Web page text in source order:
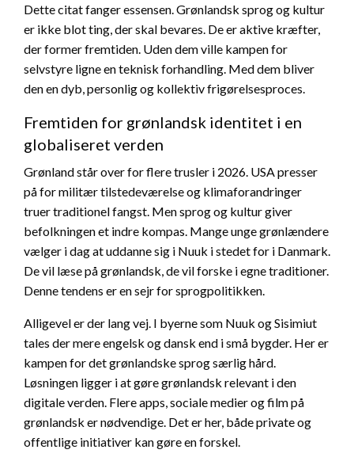
Dette citat fanger essensen. Grønlandsk sprog og kultur
er ikke blot ting, der skal bevares. De er aktive kræfter,
der former fremtiden. Uden dem ville kampen for
selvstyre ligne en teknisk forhandling. Med dem bliver
den en dyb, personlig og kollektiv frigørelsesproces.
Fremtiden for grønlandsk identitet i en
globaliseret verden
Grønland står over for flere trusler i 2026. USA presser
på for militær tilstedeværelse og klimaforandringer
truer traditionel fangst. Men sprog og kultur giver
befolkningen et indre kompas. Mange unge grønlændere
vælger i dag at uddanne sig i Nuuk i stedet for i Danmark.
De vil læse på grønlandsk, de vil forske i egne traditioner.
Denne tendens er en sejr for sprogpolitikken.
Alligevel er der lang vej. I byerne som Nuuk og Sisimiut
tales der mere engelsk og dansk end i små bygder. Her er
kampen for det grønlandske sprog særlig hård.
Løsningen ligger i at gøre grønlandsk relevant i den
digitale verden. Flere apps, sociale medier og film på
grønlandsk er nødvendige. Det er her, både private og
offentlige initiativer kan gøre en forskel.